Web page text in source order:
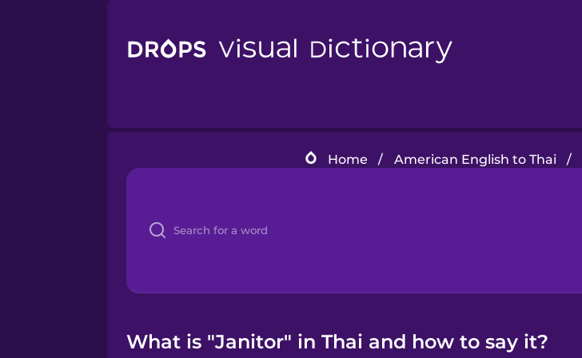
Home / American English to Thai /
What is "Janitor" in Thai and how to say it?